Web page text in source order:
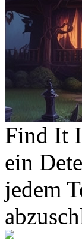
Find It
ein
jedem